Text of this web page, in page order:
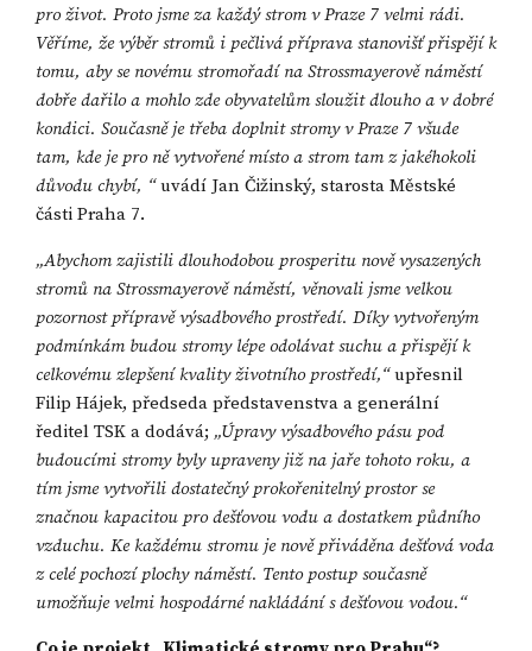
pro život. Proto jsme za každý strom v Praze 7 velmi rádi.
Věříme, že výběr stromů i pečlivá příprava stanovišť přispějí k
tomu, aby se novému stromořadí na Strossmayerově náměstí
dobře dařilo a mohlo zde obyvatelům sloužit dlouho a v dobré
kondici. Současně je třeba doplnit stromy v Praze 7 všude
tam, kde je pro ně vytvořené místo a strom tam z jakéhokoli
důvodu chybí, “uvádí Jan Čižinský, starosta Městské
části Praha 7.
„Abychom zajistili dlouhodobou prosperitu nově vysazených
stromů na Strossmayerově náměstí, věnovali jsme velkou
pozornost přípravě výsadbového prostředí. Díky vytvořeným
podmínkám budou stromy lépe odolávat suchu a přispějí k
celkovému zlepšení kvality životního prostředí,“upřesnil
Filip Hájek, předseda představenstva a generální
ředitel TSK a dodává; „Úpravy výsadbového pásu pod
budoucími stromy byly upraveny již na jaře tohoto roku, a
tím jsme vytvořili dostatečný prokořenitelný prostor se
značnou kapacitou pro dešťovou vodu a dostatkem půdního
vzduchu. Ke každému stromu je nově přiváděna dešťová voda
z celé pochozí plochy náměstí. Tento postup současně
umožňuje velmi hospodárné nakládání s dešťovou vodou.“